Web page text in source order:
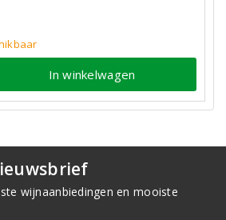
In winkelwagen
wijnaanbiedingen en mooiste